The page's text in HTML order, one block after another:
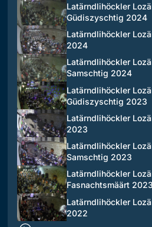
Latärndlihöckler
Güdiszyschtig 2024
Latärndlihöckler
2024
Latärndlihöckler
Samschtig 2024
Latärndlihöckler
Güdiszyschtig 2023
Latärndlihöckler
2023
Latärndlihöckler
Samschtig 2023
Latärndlihöckler
Fasnachtsmäärt 2023
Latärndlihöckler
2022